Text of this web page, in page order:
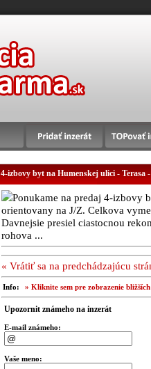
4-izbovy byt na Humenskej ulici - Terasa-
Ponukame na predaj 4-izbovy
orientovany na J/Z. Celkova
Davnejsie presiel ciastocnou
rohova ...
« Vrátiť sa na predchádzajúcu
Info: » Kliknite sem pre zobrazenie
Upozornit známeho na inzerát
E-mail známeho:
Vaše meno: